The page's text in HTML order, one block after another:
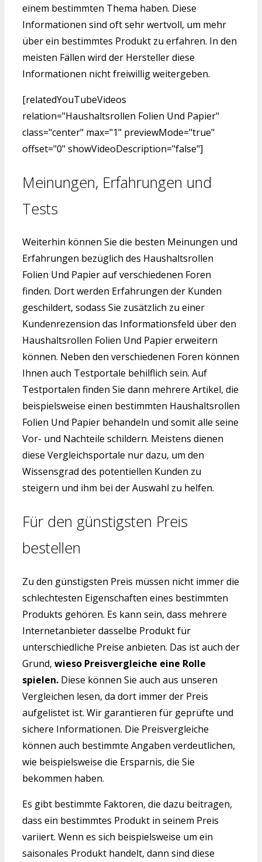
einem bestimmten Thema haben. Diese
Informationen sind oft sehr wertvoll, um mehr
über ein bestimmtes Produkt zu erfahren. In den
meisten Fällen wird der Hersteller diese
Informationen nicht freiwillig weitergeben.
[relatedYouTubeVideos
relation="Haushaltsrollen Folien Und Papier"
class="center" max="1" previewMode="true"
offset="0" showVideoDescription="false"]
Meinungen, Erfahrungen und
Tests
Weiterhin können Sie die besten Meinungen und
Erfahrungen bezüglich des Haushaltsrollen
Folien Und Papier auf verschiedenen Foren
finden. Dort werden Erfahrungen der Kunden
geschildert, sodass Sie zusätzlich zu einer
Kundenrezension das Informationsfeld über den
Haushaltsrollen Folien Und Papier erweitern
können. Neben den verschiedenen Foren können
Ihnen auch Testportale behilflich sein. Auf
Testportalen finden Sie dann mehrere Artikel, die
beispielsweise einen bestimmten Haushaltsrollen
Folien Und Papier behandeln und somit alle seine
Vor- und Nachteile schildern. Meistens dienen
diese Vergleichsportale nur dazu, um den
Wissensgrad des potentiellen Kunden zu
steigern und ihm bei der Auswahl zu helfen.
Für den günstigsten Preis
bestellen
Zu den günstigsten Preis müssen nicht immer die
schlechtesten Eigenschaften eines bestimmten
Produkts gehören. Es kann sein, dass mehrere
Internetanbieter dasselbe Produkt für
unterschiedliche Preise anbieten. Das ist auch der
Grund, wieso Preisvergleiche eine Rolle
spielen. Diese können Sie auch aus unseren
Vergleichen lesen, da dort immer der Preis
aufgelistet ist. Wir garantieren für geprüfte und
sichere Informationen. Die Preisvergleiche
können auch bestimmte Angaben verdeutlichen,
wie beispielsweise die Ersparnis, die Sie
bekommen haben.
Es gibt bestimmte Faktoren, die dazu beitragen,
dass ein bestimmtes Produkt in seinem Preis
variiert. Wenn es sich beispielsweise um ein
saisonales Produkt handelt, dann sind diese